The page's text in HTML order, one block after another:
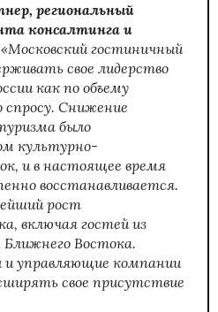
региональный
консалтинга и
«Московский гостиничный
свое лидерство
как по объему
Снижение
было
культурно-
и в настоящее время
восстанавливается.
рост
включая гостей из
Востока.
и управляющие компании
свое присутствие